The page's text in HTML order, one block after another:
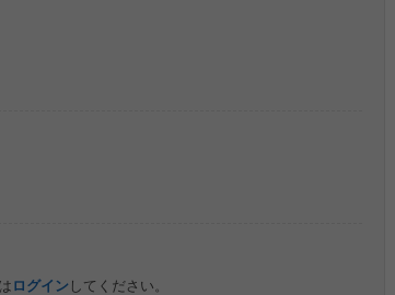
ログイン してください。